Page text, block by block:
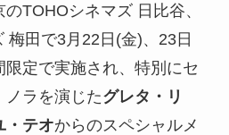
TOHOシネマズ 日比谷、
梅田で3月22日(金)、23日
定で実施され、特別にセ
ノラを演じたグレタ・リ
・テオからのスペシャルメ